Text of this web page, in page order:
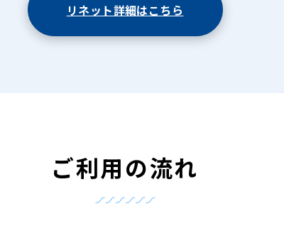
リネット詳細はこちら
ご利用の流れ